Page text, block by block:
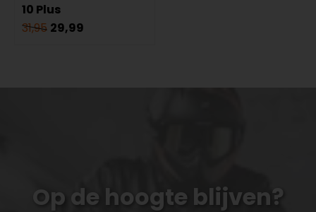
10 Plus
31,95 29,99
Op de hoogte blijven?